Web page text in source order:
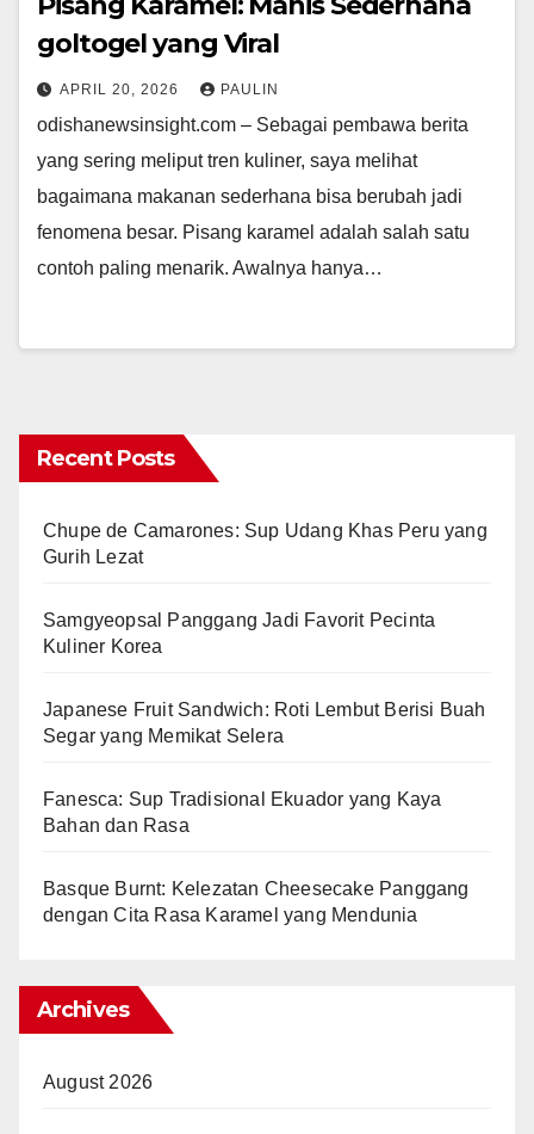
goltogel yang Viral
APRIL 20, 2026 PAULIN
odishanewsinsight.com – Sebagai pembawa berita
yang sering meliput tren kuliner, saya melihat
bagaimana makanan sederhana bisa berubah jadi
fenomena besar. Pisang karamel adalah salah satu
contoh paling menarik. Awalnya hanya…
Recent Posts
Chupe de Camarones: Sup Udang Khas Peru yang
Gurih Lezat
Samgyeopsal Panggang Jadi Favorit Pecinta
Kuliner Korea
Japanese Fruit Sandwich: Roti Lembut Berisi Buah
Segar yang Memikat Selera
Fanesca: Sup Tradisional Ekuador yang Kaya
Bahan dan Rasa
Basque Burnt: Kelezatan Cheesecake Panggang
dengan Cita Rasa Karamel yang Mendunia
Archives
August 2026